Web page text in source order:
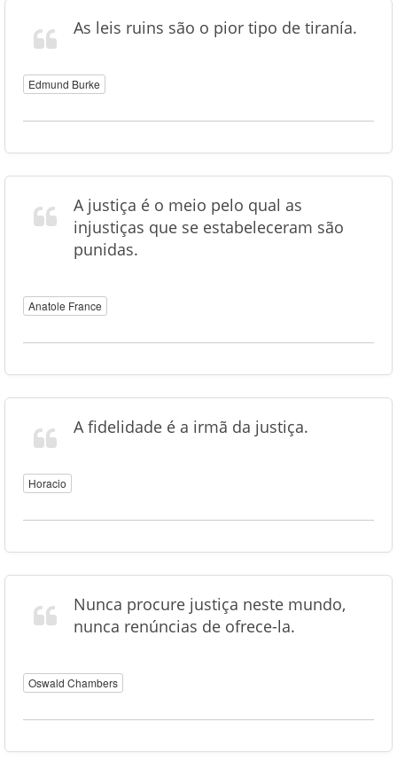
As leis ruins são o pior tipo de tiranía.
Edmund Burke
A justiça é o meio pelo qual as
injustiças que se estabeleceram são
punidas.
Anatole France
A fidelidade é a irmã da justiça.
Horacio
Nunca procure justiça neste mundo,
nunca renúncias de ofrece-la.
Oswald Chambers